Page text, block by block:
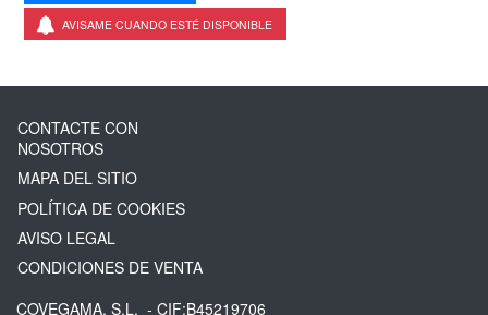
AVISAME CUANDO ESTÉ DISPONIBLE
CONTACTE CON
NOSOTROS
MAPA DEL SITIO
POLÍTICA DE COOKIES
AVISO LEGAL
CONDICIONES DE VENTA
COVEGAMA, S.L. - CIF:B45219706